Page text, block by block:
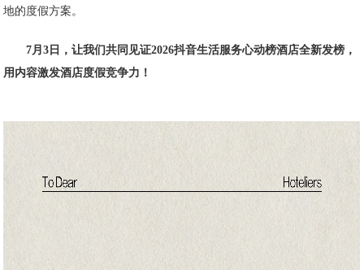
地的度假方案。
7月3日，让我们共同见证2026抖音生活服务心动榜酒店全新发榜，
用内容激发酒店度假竞争力！